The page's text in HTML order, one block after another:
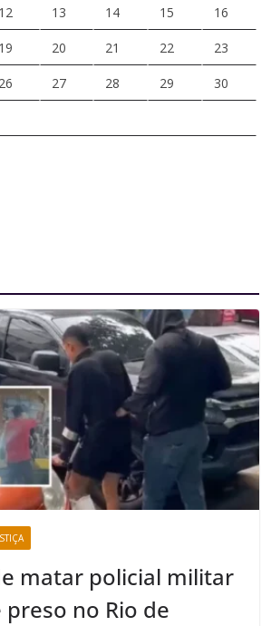
12 13 14 15 16
19 20 21 22 23
26 27 28 29 30
matar policial militar
preso no Rio de